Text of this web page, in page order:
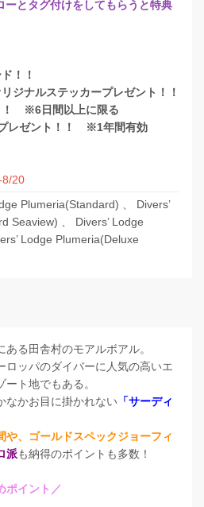
ーとタグ付けをしてもらうと特典
！！
ジナルステッカープレゼント！！
！ ※6日間以上に限る
プレゼント！！ ※1年間有効
8/20
Plumeria(Standard) 、 Divers’
Seaview) 、 Divers’ Lodge
Lodge Plumeria(Deluxe
る田舎村のモアルボアル。
ロッパのダイバーに人気の高いエ
ト地でもある。
なかお目に掛かれない 「サーディ
や、ゴールドスペックジョーフィ
派も納得のポイントも多数！
ポイント／